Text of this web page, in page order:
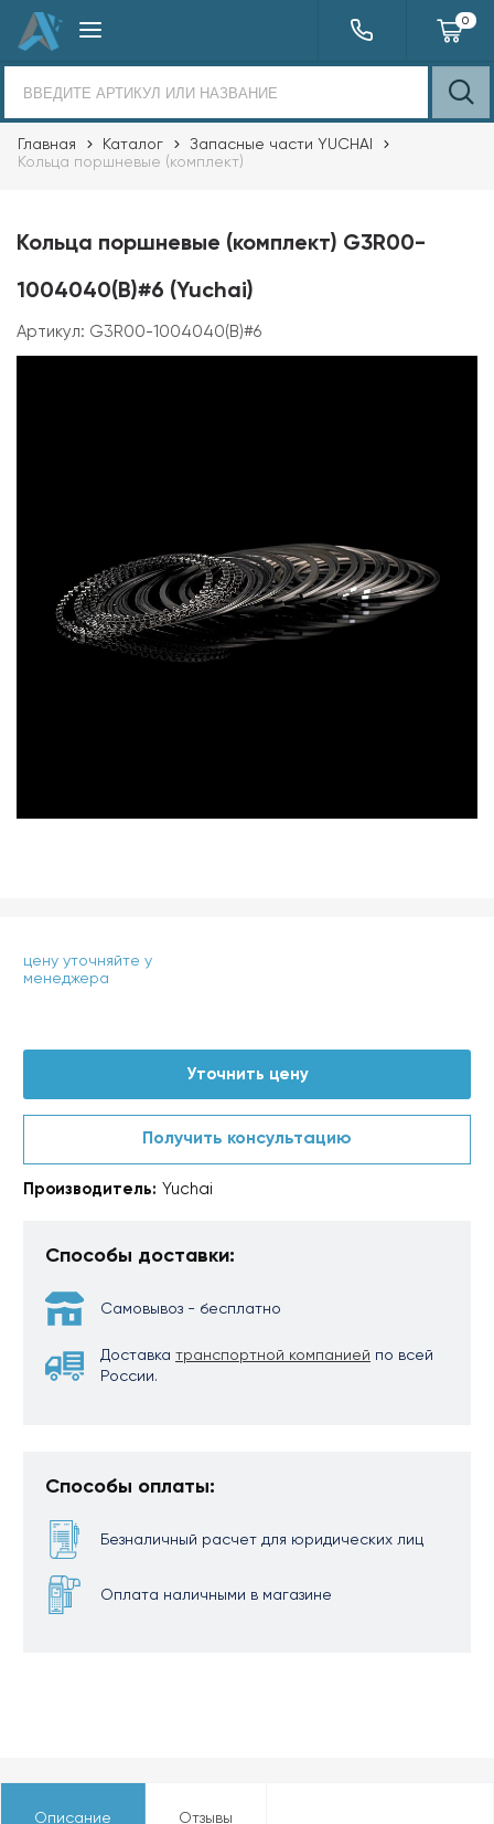
0
Главная Каталог
Запасные части YUCHAI
Кольца поршневые (комплект)
Кольца поршневые (комплект) G3R00-
1004040(B)#6 (Yuchai)
Артикул: G3R00-1004040(B)#6
цену уточняйте у
менеджера
Уточнить цену
Получить консультацию
Производитель: Yuchai
Способы доставки:
Самовывоз - бесплатно
Доставка транспортной компанией по всей
России.
Способы оплаты:
Безналичный расчет для юридических лиц
Оплата наличными в магазине
Описание Отзывы